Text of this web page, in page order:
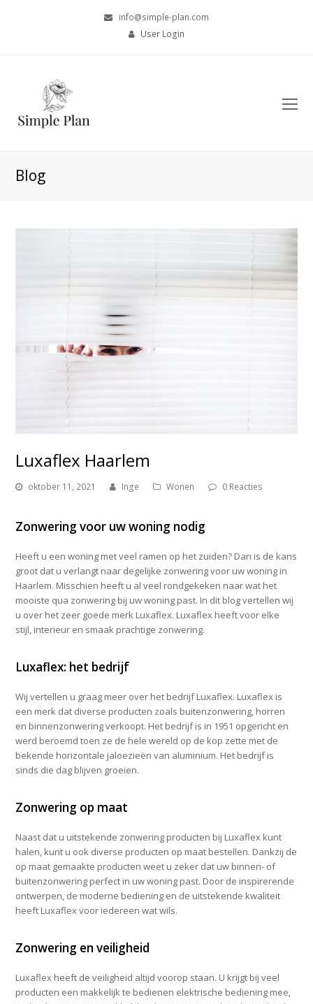
info@simple-plan.com
User Login
Blog
Luxaflex Haarlem
oktober 11, 2021 Inge Wonen 0 Reacties
Zonwering voor uw woning nodig
Heeft u een woning met veel ramen op het zuiden? Dan is de kans
groot dat u verlangt naar degelijke zonwering voor uw woning in
Haarlem. Misschien heeft u al veel rondgekeken naar wat het
mooiste qua zonwering bij uw woning past. In dit blog vertellen wij
u over het zeer goede merk Luxaflex. Luxaflex heeft voor elke
stijl, interieur en smaak prachtige zonwering.
Luxaflex: het bedrijf
Wij vertellen u graag meer over het bedrijf Luxaflex. Luxaflex is
een merk dat diverse producten zoals buitenzonwering, horren
en binnenzonwering verkoopt. Het bedrijf is in 1951 opgericht en
werd beroemd toen ze de hele wereld op de kop zette met de
bekende horizontale jaloezieën van aluminium. Het bedrijf is
sinds die dag blijven groeien.
Zonwering op maat
Naast dat u uitstekende zonwering producten bij Luxaflex kunt
halen, kunt u ook diverse producten op maat bestellen. Dankzij de
op maat gemaakte producten weet u zeker dat uw binnen- of
buitenzonwering perfect in uw woning past. Door de inspirerende
ontwerpen, de moderne bediening en de uitstekende kwaliteit
heeft Luxaflex voor iedereen wat wils.
Zonwering en veiligheid
Luxaflex heeft de veiligheid altijd voorop staan. U krijgt bij veel
producten een makkelijk te bedienen elektrische bediening mee,